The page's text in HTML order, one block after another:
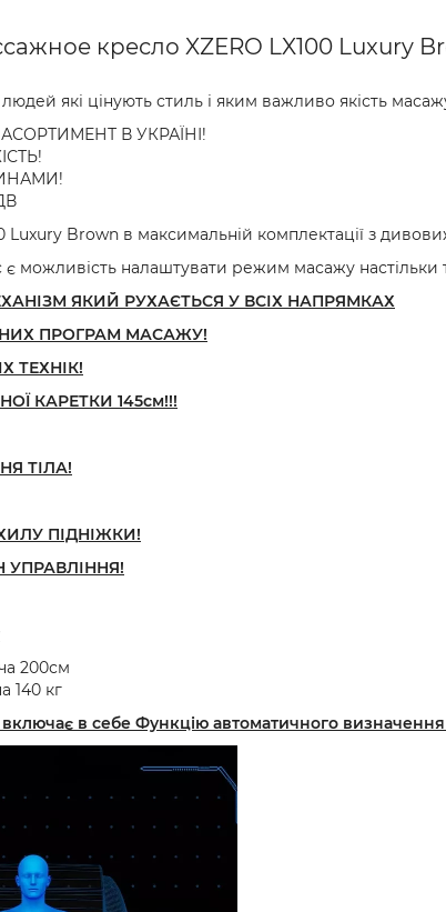
кресло XZERO LX100 Luxury
які цінують стиль і яким важливо якість
В УКРАЇНІ!
Luxury Brown в максимальній комплектації з
є можливість налаштувати режим масажу
ЯКИЙ РУХАЄТЬСЯ У ВСІХ НАПРЯМКАХ
ПРОГРАМ МАСАЖУ!
ТЕХНІК!
КАРЕТКИ 145см!!!
ТІЛА!
ПІДНІЖКИ!
УПРАВЛІННЯ!
200см
140 кг
в себе Функцію автоматичного